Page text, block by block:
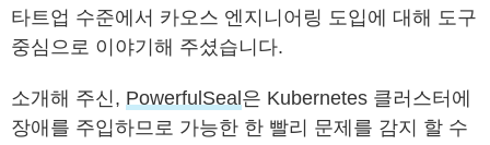
타트업 수준에서 카오스 엔지니어링 도입에 대해 도구
중심으로 이야기해 주셨습니다.
소개해 주신, PowerfulSeal 은 Kubernetes 클러스터에
장애를 주입하므로 가능한 한 빨리 문제를 감지 할 수